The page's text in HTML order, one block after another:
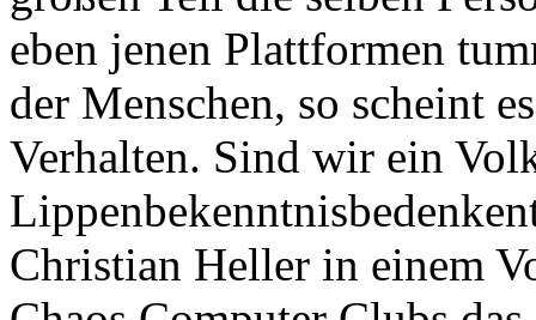
eben jenen Plattformen
der Menschen, so scheint
Verhalten. Sind wir ein
Christian Heller in einem